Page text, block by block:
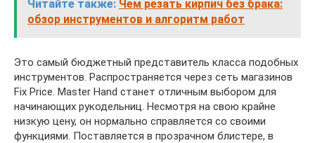
Читайте также: Чем резать кирпич без брака:
обзор инструментов и алгоритм работ
Это самый бюджетный представитель класса подобных
инструментов. Распространяется через сеть магазинов
Fix Price. Master Hand станет отличным выбором для
начинающих рукодельниц. Несмотря на свою крайне
низкую цену, он нормально справляется со своими
функциями. Поставляется в прозрачном блистере, в